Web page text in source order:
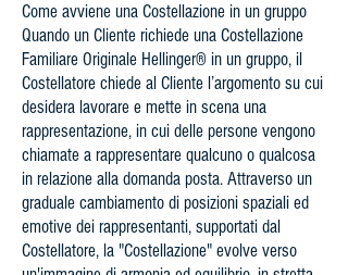
Come avviene una Costellazione in un gruppo
Quando un Cliente richiede una Costellazione
Familiare Originale Hellinger® in un gruppo, il
Costellatore chiede al Cliente l’argomento su cui
desidera lavorare e mette in scena una
rappresentazione, in cui delle persone vengono
chiamate a rappresentare qualcuno o qualcosa
in relazione alla domanda posta. Attraverso un
graduale cambiamento di posizioni spaziali ed
emotive dei rappresentanti, supportati dal
Costellatore, la "Costellazione" evolve verso